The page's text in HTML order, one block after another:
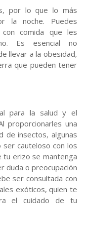
por lo que lo más
la noche. Puedes
comida que les
Es esencial no
llevar a la obesidad,
que pueden tener
para la salud y el
proporcionarles una
de insectos, algunas
cauteloso con los
tu erizo se mantenga
duda o preocupación
ser consultada con
exóticos, quien te
el cuidado de tu